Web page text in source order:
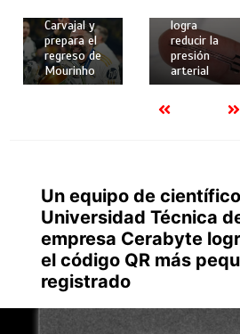
Carvajal y
prepara el
regreso de
Mourinho
logra
reducir la
presión
arterial
Un equipo de
Universidad Técnica
empresa Cerabyte
el código QR más
registrado